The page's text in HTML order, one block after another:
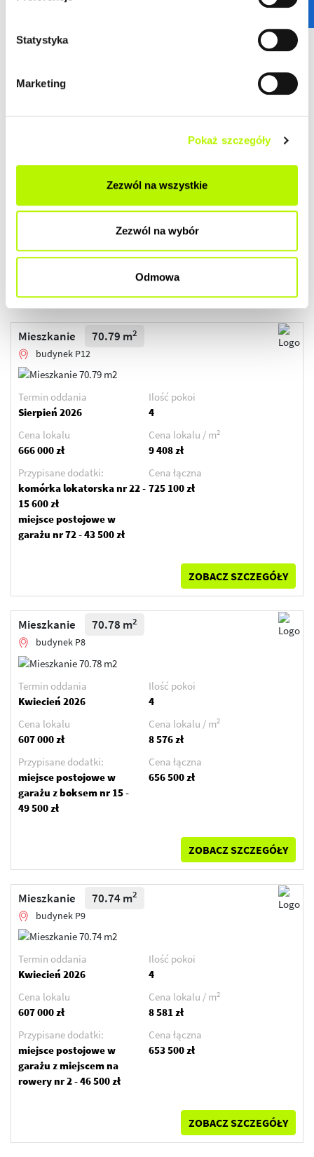
Statystyka
Marketing
Pokaż szczegóły
Zezwól na wszystkie
Zezwól na wybór
Odmowa
budynek P10
Cena lokalu
Cena lokalu / m
miejsce postojowe w
garażu z boksem nr 66a -
46 500 zł
653 500 zł
Mieszkanie 70.79 m2
budynek P12
Termin oddania
Sierpień 2026
Ilość pokoi
4
Cena lokalu
666 000 zł
Cena lokalu / m2
9 408 zł
Przypisane dodatki:
komórka lokatorska nr 22 -
15 600 zł
miejsce postojowe w
garażu nr 72 - 43 500 zł
Cena łączna
725 100 zł
ZOBACZ SZCZEGÓŁY
Mieszkanie 70.78 m2
budynek P8
Termin oddania
Kwiecień 2026
Ilość pokoi
4
Cena lokalu
607 000 zł
Cena lokalu / m2
8 576 zł
Przypisane dodatki:
miejsce postojowe w
garażu z boksem nr 15 -
49 500 zł
Cena łączna
656 500 zł
ZOBACZ SZCZEGÓŁY
Mieszkanie 70.74 m2
budynek P9
Termin oddania
Kwiecień 2026
Ilość pokoi
4
Cena lokalu
607 000 zł
Cena lokalu / m2
8 581 zł
Przypisane dodatki:
miejsce postojowe w
garażu z miejscem na
rowery nr 2 - 46 500 zł
Cena łączna
653 500 zł
ZOBACZ SZCZEGÓŁY